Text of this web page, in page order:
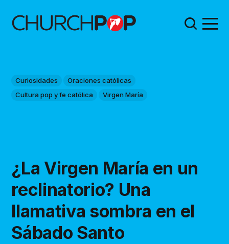
Curiosidades
Oraciones católicas
Cultura pop y fe católica
Virgen María
¿La Virgen María en un
reclinatorio? Una
llamativa sombra en el
Sábado Santo